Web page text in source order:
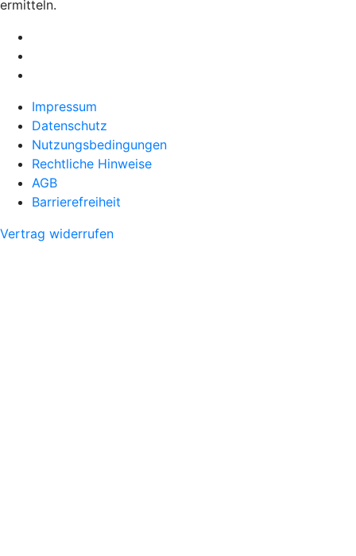
ermitteln.
Impressum
Datenschutz
Nutzungsbedingungen
Rechtliche Hinweise
AGB
Barrierefreiheit
Vertrag widerrufen